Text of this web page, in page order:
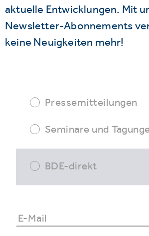
aktuelle Entwicklungen. Mit
Newsletter-Abonnements
keine Neuigkeiten mehr!
Pressemitteilungen
Seminare und
BDE-direkt